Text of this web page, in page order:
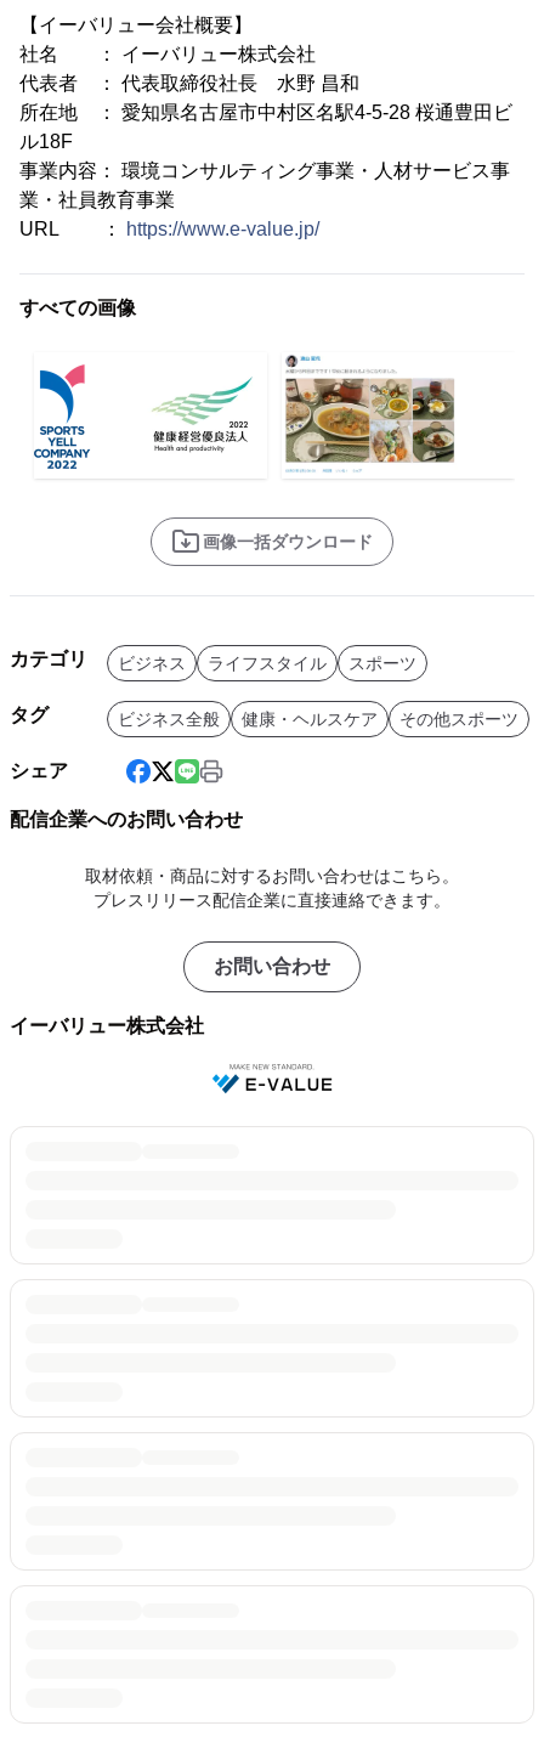
【イーバリュー会社概要】
社名 ： イーバリュー株式会社
代表者 ： 代表取締役社長 水野 昌和
所在地 ： 愛知県名古屋市中村区名駅4-5-28 桜通豊田ビ
ル18F
事業内容： 環境コンサルティング事業・人材サービス事
業・社員教育事業
URL ：
https://www.e-value.jp/
すべての画像
画像一括ダウンロード
カテゴリ ビジネス ライフスタイル スポーツ
タグ ビジネス全般 健康・ヘルスケア その他スポーツ
シェア
配信企業へのお問い合わせ
取材依頼・商品に対するお問い合わせはこちら。
プレスリリース配信企業に直接連絡できます。
お問い合わせ
イーバリュー株式会社